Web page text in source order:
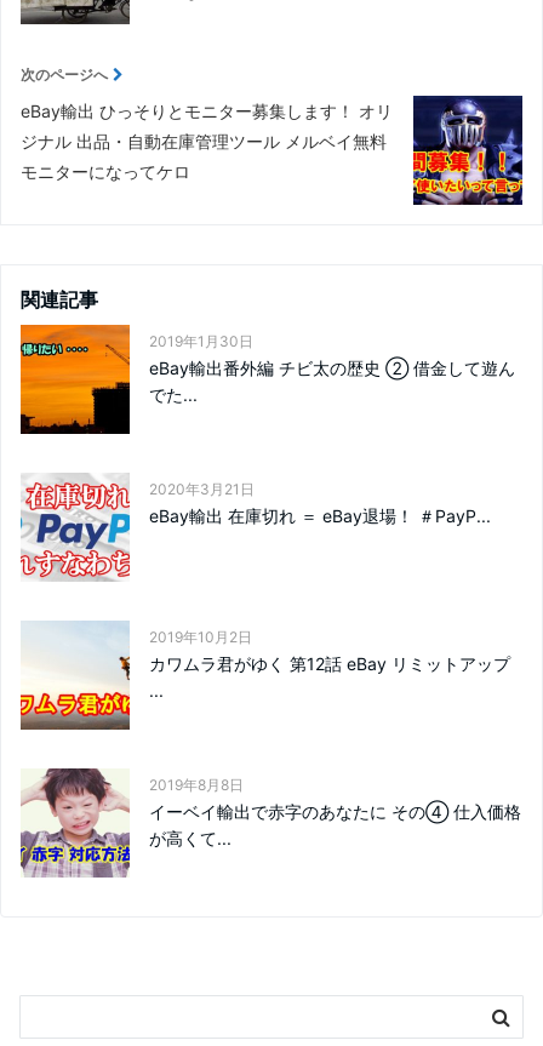
次のページへ
eBay輸出 ひっそりとモニター募集します！ オリ
ジナル 出品・自動在庫管理ツール メルベイ無料
モニターになってケロ
関連記事
2019年1月30日
eBay輸出番外編 チビ太の歴史 ② 借金して遊ん
でた...
2020年3月21日
eBay輸出 在庫切れ ＝ eBay退場！ ＃PayP...
2019年10月2日
カワムラ君がゆく 第12話 eBay リミットアップ
...
2019年8月8日
イーベイ輸出で赤字のあなたに その④ 仕入価格
が高くて...